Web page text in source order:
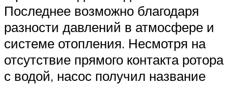
Последнее возможно благодаря
разности давлений в атмосфере и
системе отопления. Несмотря на
отсутствие прямого контакта ротора
с водой, насос получил название